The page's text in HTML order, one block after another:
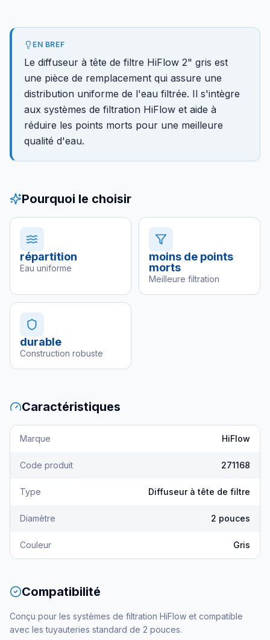
EN BREF
Le diffuseur à tête de filtre HiFlow 2" gris est
une pièce de remplacement qui assure une
distribution uniforme de l'eau filtrée. Il s'intègre
aux systèmes de filtration HiFlow et aide à
réduire les points morts pour une meilleure
qualité d'eau.
Pourquoi le choisir
répartition
Eau uniforme
moins de points
morts
Meilleure filtration
durable
Construction robuste
Caractéristiques
Marque HiFlow
Code produit 271168
Type Diffuseur à tête de filtre
Diamètre 2 pouces
Couleur Gris
Compatibilité
Conçu pour les systèmes de filtration HiFlow et compatible
avec les tuyauteries standard de 2 pouces.